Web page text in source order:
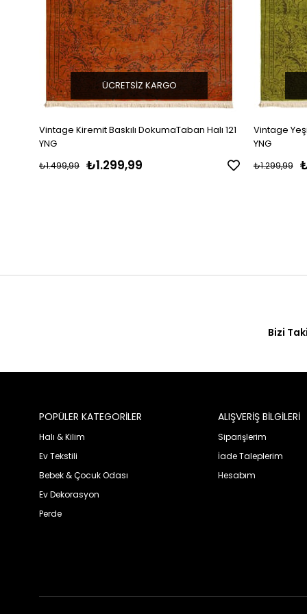
Vintage Kiremit Baskılı DokumaTaban Halı 121
YNG
₺1.299,99
₺1.499,99
ÜCRETSIZ KARGO
Vintage
YNG
₺1.299,99
Bizi
POPÜLER KATEGORİLER
Halı & Kilim
Ev Tekstili
Bebek & Çocuk Odası
Ev Dekorasyon
Perde
ALIŞVERİŞ BİLGİLERİ
Siparişlerim
İade Taleplerim
Hesabım